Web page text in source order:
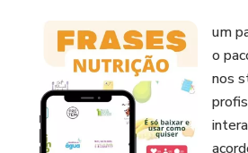
um
o
nos